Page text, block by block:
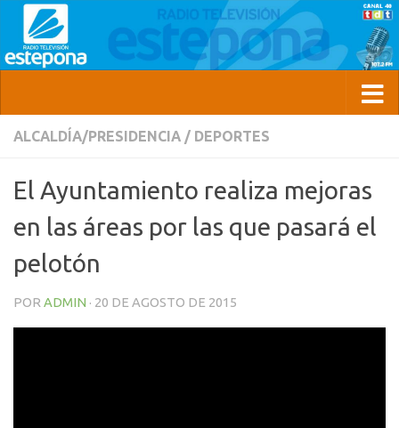
ALCALDÍA/PRESIDENCIA / DEPORTES
El Ayuntamiento realiza mejoras
en las áreas por las que pasará el
pelotón
POR ADMIN · 20 DE AGOSTO DE 2015